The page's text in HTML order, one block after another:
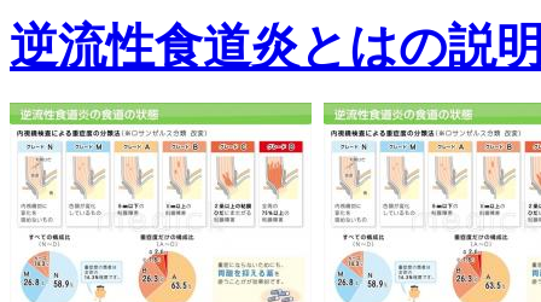
逆流性食道炎とはの説